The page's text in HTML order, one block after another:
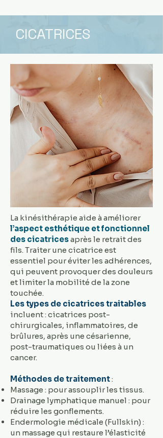
CICATRICES
La kinésithérapie aide à améliorer
l’aspect esthétique et fonctionnel
des cicatricesaprès le retrait des
fils. Traiter une cicatrice est
essentiel pour éviter les adhérences,
qui peuvent provoquer des douleurs
et limiter la mobilité de la zone
touchée.
Les types de cicatrices traitables
incluent : cicatrices post-
chirurgicales, inflammatoires, de
brûlures, après une césarienne,
post-traumatiques ou liées à un
cancer.
Méthodes de traitement:
Massage : pour assouplir les tissus.
Drainage lymphatique manuel : pour
réduire les gonflements.
Endermologie médicale (Fullskin) :
un massage qui restaure l’élasticité